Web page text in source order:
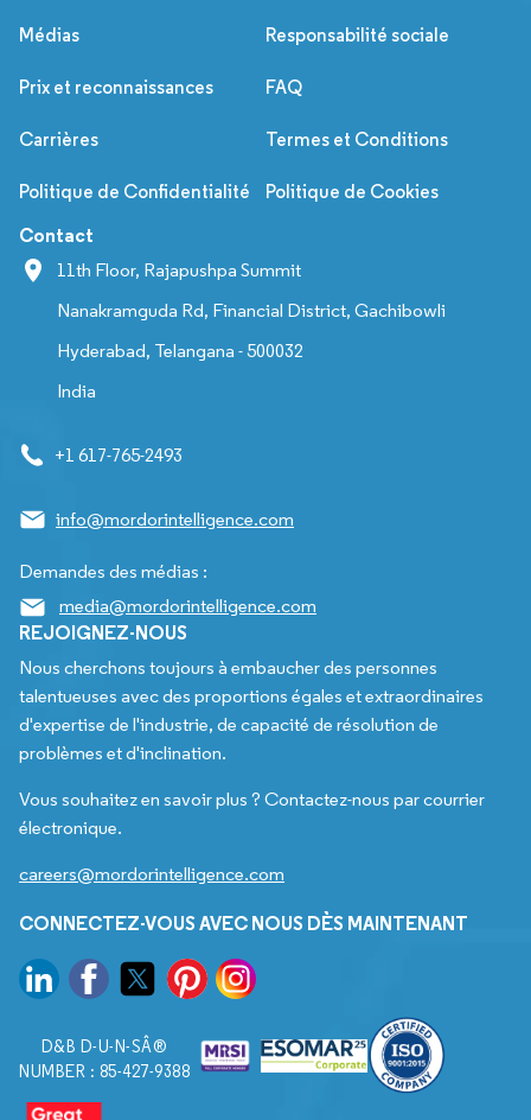
Médias Responsabilité sociale
Prix et reconnaissances FAQ
Carrières Termes et Conditions
Politique de Confidentialité Politique de Cookies
Contact
11th Floor, Rajapushpa Summit
Nanakramguda Rd, Financial District, Gachibowli
Hyderabad, Telangana - 500032
India
+1 617-765-2493
info@mordorintelligence.com
Demandes des médias :
media@mordorintelligence.com
REJOIGNEZ-NOUS
Nous cherchons toujours à embaucher des personnes
talentueuses avec des proportions égales et extraordinaires
d'expertise de l'industrie, de capacité de résolution de
problèmes et d'inclination.
Vous souhaitez en savoir plus ? Contactez-nous par courrier
électronique.
careers@mordorintelligence.com
CONNECTEZ-VOUS AVEC NOUS DÈS MAINTENANT
D&B D-U-N-SÂ®
NUMBER : 85-427-9388